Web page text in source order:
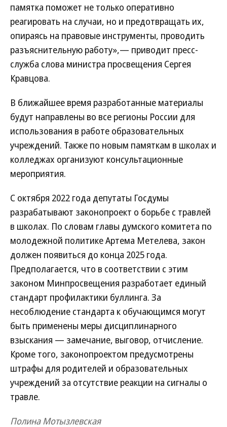
памятка поможет не только оперативно
реагировать на случаи, но и предотвращать их,
опираясь на правовые инструменты, проводить
разъяснительную работу»,— приводит пресс-
служба слова министра просвещения Сергея
Кравцова.
В ближайшее время разработанные материалы
будут направлены во все регионы России для
использования в работе образовательных
учреждений. Также по новым памяткам в школах и
колледжах организуют консультационные
мероприятия.
С октября 2022 года депутаты Госдумы
разрабатывают законопроект о борьбе с травлей
в школах. По словам главы думского комитета по
молодежной политике Артема Метелева, закон
должен появиться до конца 2025 года.
Предполагается, что в соответствии с этим
законом Минпросвещения разработает единый
стандарт профилактики буллинга. За
несоблюдение стандарта к обучающимся могут
быть применены меры дисциплинарного
взыскания — замечание, выговор, отчисление.
Кроме того, законопроектом предусмотрены
штрафы для родителей и образовательных
учреждений за отсутствие реакции на сигналы о
травле.
Полина Мотызлевская